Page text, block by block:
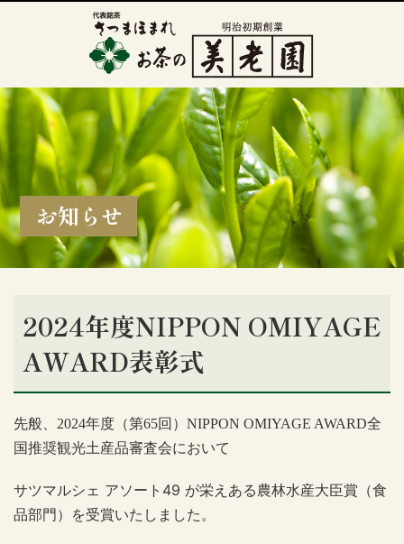
お知らせ
2024年度NIPPON OMIYAGE
AWARD表彰式
先般、
2024年度（第65回）NIPPON OMIYAGE AWARD全
国推奨観光土産品審査会において
サツマルシェ アソート49 が栄えある農林水産大臣賞（食
品部門）を受賞いたしました。